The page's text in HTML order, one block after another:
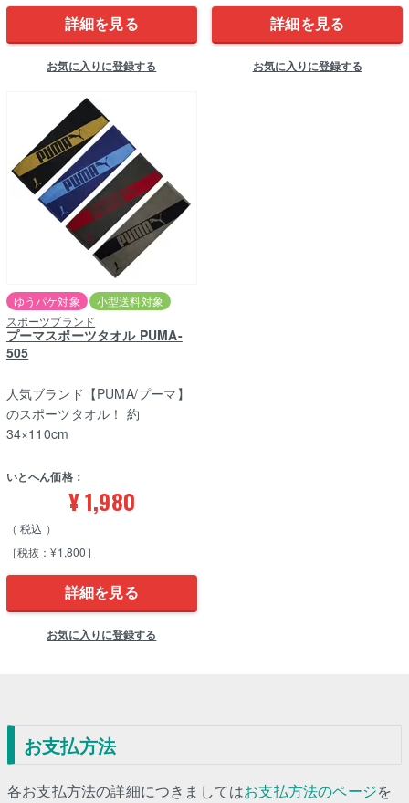
詳細を見る
お気に入りに登録する
詳細を見る
お気に入りに登録する
スポーツブランド
プーマスポーツタオル PUMA-
505
ゆうパケ対象 小型送料対象
いとへん価格：
¥1,980
税込
［税抜：¥1,800］
人気ブランド【PUMA/プーマ】
のスポーツタオル！ 約
34×110cm
詳細を見る
お気に入りに登録する
お支払方法
各お支払方法の詳細につきましてはお支払方法のページを